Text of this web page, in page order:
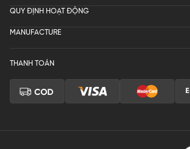
QUY ĐỊNH HOẠT ĐỘNG
MANUFACTURE
THANH TOÁN